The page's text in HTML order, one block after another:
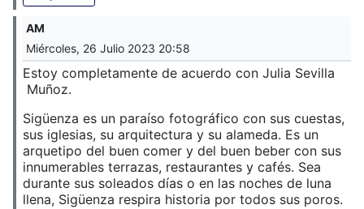
AM
Miércoles, 26 Julio 2023 20:58
Estoy completamente de acuerdo con Julia Sevilla
Muñoz.
Sigüenza es un paraíso fotográfico con sus cuestas,
sus iglesias, su arquitectura y su alameda. Es un
arquetipo del buen comer y del buen beber con sus
innumerables terrazas, restaurantes y cafés. Sea
durante sus soleados días o en las noches de luna
llena, Sigüenza respira historia por todos sus poros.